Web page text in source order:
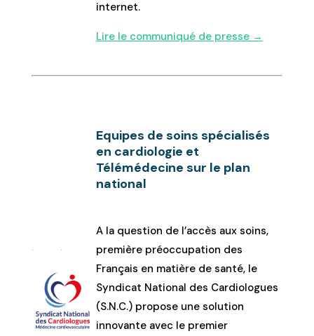
internet.
Lire le communiqué de presse →
Equipes de soins spécialisés
en cardiologie et
Télémédecine sur le plan
national
A la question de l’accès aux soins,
première préoccupation des
Français en matière de santé, le
Syndicat National des Cardiologues
(S.N.C.) propose une solution
innovante avec le premier